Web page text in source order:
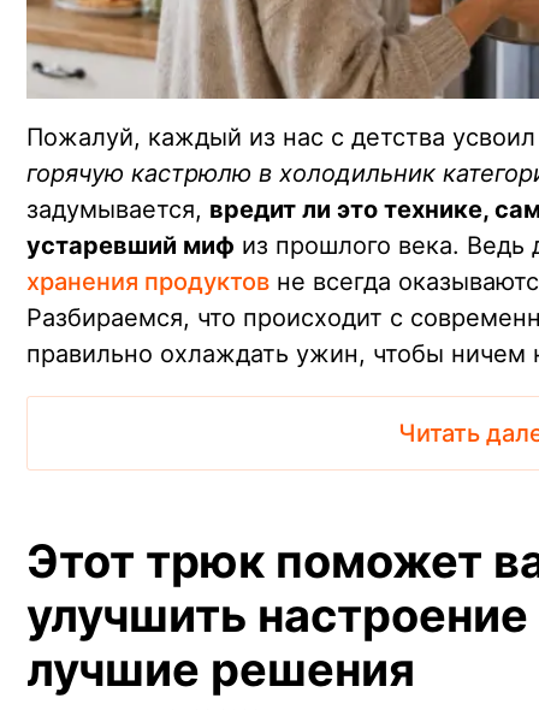
Пожалуй, каждый из нас с детства
горячую кастрюлю в холодильник
задумывается, вредит ли это технике,
устаревший миф из прошлого века.
хранения продуктов не всегда
Разбираемся, что происходит с
правильно охлаждать ужин, чтобы ничем
Читать
Этот трюк поможет
улучшить
лучшие решения